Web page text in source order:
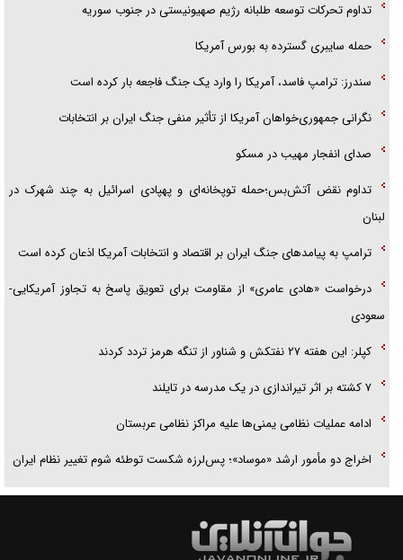
تداوم تحرکات توسعه طلبانه رژیم صهیونیستی در جنوب سوریه
حمله سایبری گسترده به بورس آمریکا
سندرز: ترامپ فاسد، آمریکا را وارد یک جنگ فاجعه بار کرده است
نگرانی جمهوری‌خواهان آمریکا از تأثیر منفی جنگ ایران بر انتخابات
صدای انفجار مهیب در مسکو
تداوم نقض آتش‌بس؛حمله توپخانه‌ای و پهپادی اسرائیل به چند شهرک در
لبنان
ترامپ به پیامدهای جنگ ایران بر اقتصاد و انتخابات آمریکا اذعان کرده است
درخواست «هادی عامری» از مقاومت برای تعویق پاسخ به تجاوز آمریکایی-
سعودی
کپلر: این هفته ۲۷ نفتکش و شناور از تنگه هرمز تردد کردند
۷ کشته بر اثر تیراندازی در یک مدرسه در تایلند
ادامه عملیات نظامی یمنی‌ها علیه مراکز نظامی عربستان
اخراج دو مأمور ارشد «موساد»؛ پس‌لرزه شکست توطئه شوم تغییر نظام ایران